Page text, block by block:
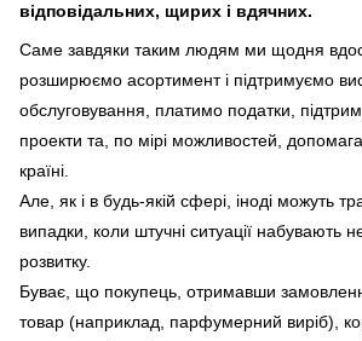
відповідальних, щирих і вдячних.
Саме завдяки таким людям ми щодня
розширюємо асортимент і підтримуємо
обслуговування, платимо податки,
проекти та, по мірі можливостей,
країні.
Але, як і в будь-якій сфері, іноді можуть
випадки, коли штучні ситуації набувають
розвитку.
Буває, що покупець, отримавши
товар (наприклад, парфумерний виріб),